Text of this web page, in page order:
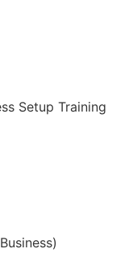
Setup Training